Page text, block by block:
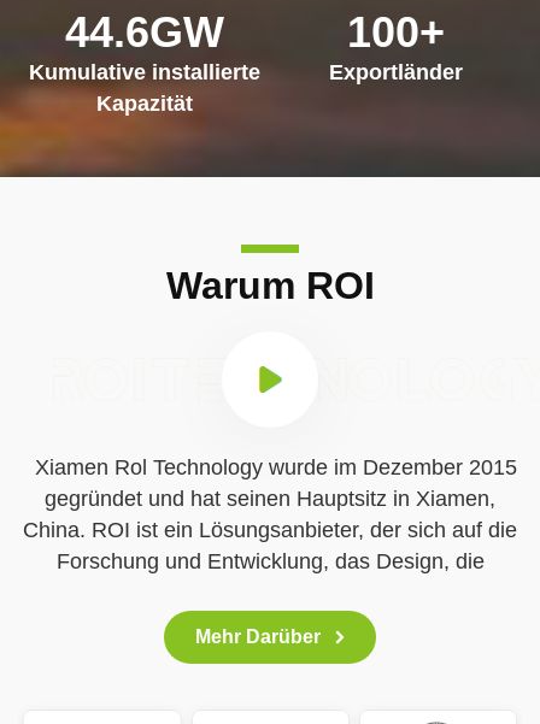
44.6GW
Kumulative installierte
Kapazität
100+
Exportländer
Warum ROI
Xiamen Rol Technology wurde im Dezember 2015
gegründet und hat seinen Hauptsitz in Xiamen,
China. ROI ist ein Lösungsanbieter, der sich auf die
Forschung und Entwicklung, das Design, die
Montagesystemen (PV) spezialisiert hat. Geschäft:
- Das Produktangebot umfasst
Solarmontagesysteme und
Mehr Darüber